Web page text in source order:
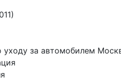
за автомобилем